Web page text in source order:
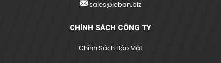
sales@leban.biz
CHÍNH SÁCH CÔNG TY
Chính Sách Bảo Mật